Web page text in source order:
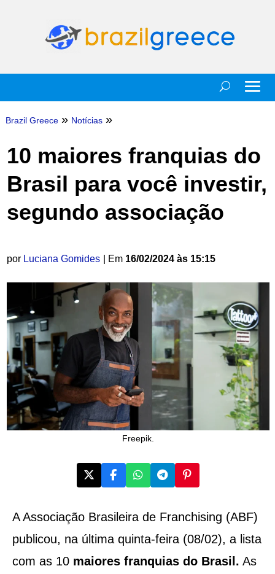
Brazil Greece » Notícias »
10 maiores franquias do
Brasil para você investir,
segundo associação
por Luciana Gomides | Em 16/02/2024 às 15:15
Freepik.
A Associação Brasileira de Franchising (ABF)
publicou, na última quinta-feira (08/02), a lista
com as 10 maiores franquias do Brasil. As